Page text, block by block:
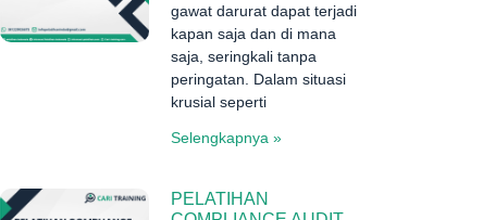
gawat darurat dapat terjadi
kapan saja dan di mana
saja, seringkali tanpa
peringatan. Dalam situasi
krusial seperti
Selengkapnya »
PELATIHAN